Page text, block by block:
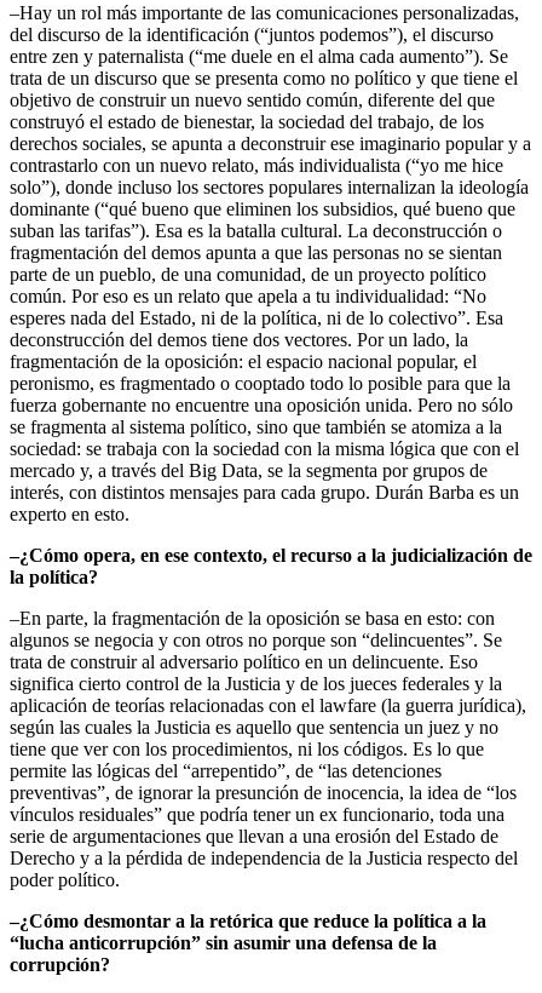
–Hay un rol más importante de las comunicaciones personalizadas,
del discurso de la identificación (“juntos podemos”), el discurso
entre zen y paternalista (“me duele en el alma cada aumento”). Se
trata de un discurso que se presenta como no político y que tiene el
objetivo de construir un nuevo sentido común, diferente del que
construyó el estado de bienestar, la sociedad del trabajo, de los
derechos sociales, se apunta a deconstruir ese imaginario popular y a
contrastarlo con un nuevo relato, más individualista (“yo me hice
solo”), donde incluso los sectores populares internalizan la ideología
dominante (“qué bueno que eliminen los subsidios, qué bueno que
suban las tarifas”). Esa es la batalla cultural. La deconstrucción o
fragmentación del demos apunta a que las personas no se sientan
parte de un pueblo, de una comunidad, de un proyecto político
común. Por eso es un relato que apela a tu individualidad: “No
esperes nada del Estado, ni de la política, ni de lo colectivo”. Esa
deconstrucción del demos tiene dos vectores. Por un lado, la
fragmentación de la oposición: el espacio nacional popular, el
peronismo, es fragmentado o cooptado todo lo posible para que la
fuerza gobernante no encuentre una oposición unida. Pero no sólo
se fragmenta al sistema político, sino que también se atomiza a la
sociedad: se trabaja con la sociedad con la misma lógica que con el
mercado y, a través del Big Data, se la segmenta por grupos de
interés, con distintos mensajes para cada grupo. Durán Barba es un
experto en esto.
–¿Cómo opera, en ese contexto, el recurso a la judicialización de
la política?
–En parte, la fragmentación de la oposición se basa en esto: con
algunos se negocia y con otros no porque son “delincuentes”. Se
trata de construir al adversario político en un delincuente. Eso
significa cierto control de la Justicia y de los jueces federales y la
aplicación de teorías relacionadas con el lawfare (la guerra jurídica),
según las cuales la Justicia es aquello que sentencia un juez y no
tiene que ver con los procedimientos, ni los códigos. Es lo que
permite las lógicas del “arrepentido”, de “las detenciones
preventivas”, de ignorar la presunción de inocencia, la idea de “los
vínculos residuales” que podría tener un ex funcionario, toda una
serie de argumentaciones que llevan a una erosión del Estado de
Derecho y a la pérdida de independencia de la Justicia respecto del
poder político.
–¿Cómo desmontar a la retórica que reduce la política a la
“lucha anticorrupción” sin asumir una defensa de la
corrupción?